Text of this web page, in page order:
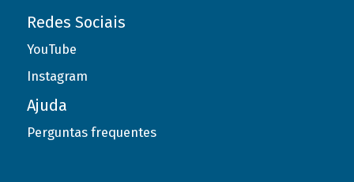
Redes Sociais
YouTube
Instagram
Ajuda
Perguntas frequentes